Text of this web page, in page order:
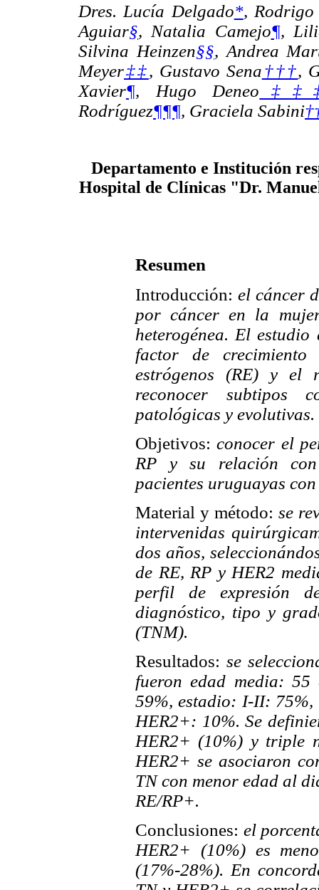
Dres. Lucía Delgado*, Rodrigo
Aguiar§, Natalia Camejo¶,
Silvina Heinzen§§, Andrea
Meyer‡‡, Gustavo Sena†††,
Xavier¶, Hugo Deneo
Rodríguez¶¶¶, Graciela Sabini
Departamento e Institución
Hospital de Clínicas "Dr.
Resumen
Introducción: el cáncer
por cáncer en la
heterogénea. El
factor de crecimiento
estrógenos (RE) y el
reconocer subtipos
patológicas y evolutivas.
Objetivos: conocer el
RP y su relación con
pacientes uruguayas
Material y método: se
intervenidas
dos años,
de RE, RP y HER2
perfil de expresión
diagnóstico, tipo y
(TNM).
Resultados: se
fueron edad media:
59%, estadio: I-II: 75%,
HER2+: 10%. Se
HER2+ (10%) y triple
HER2+ se asociaron
TN con menor edad al
RE/RP+.
Conclusiones: el
HER2+ (10%) es
(17%-28%). En